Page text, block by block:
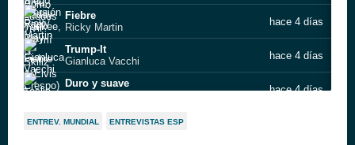
Fiebre
Ricky Martin
hace 4 días
Trump-It
Gianluca Vacchi
hace 4 días
Duro y suave
hace 4 días
ENTREV. MUNDIAL ENTREVISTAS ESP